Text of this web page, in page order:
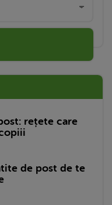
rețete care
de post de te